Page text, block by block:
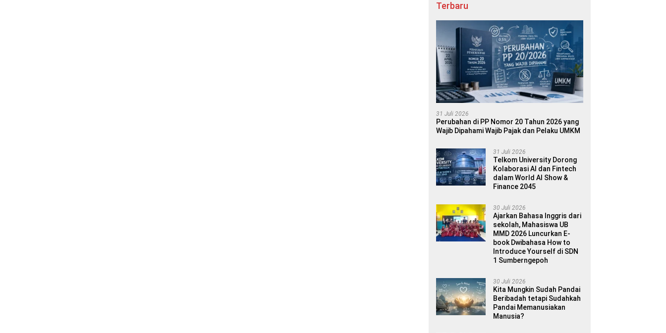
Terbaru
31 Juli 2026
Perubahan di PP Nomor 20 Tahun 2026 yang
Wajib Dipahami Wajib Pajak dan Pelaku UMKM
31 Juli 2026
Telkom University Dorong
Kolaborasi AI dan Fintech
dalam World AI Show &
Finance 2045
30 Juli 2026
Ajarkan Bahasa Inggris dari
sekolah, Mahasiswa UB
MMD 2026 Luncurkan E-
book Dwibahasa How to
Introduce Yourself di SDN
1 Sumberngepoh
30 Juli 2026
Kita Mungkin Sudah Pandai
Beribadah tetapi Sudahkah
Pandai Memanusiakan
Manusia?